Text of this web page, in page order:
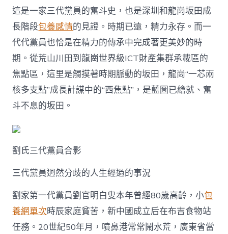
員
家
族
故
事
⑧】
一
包
養
證
坂
田
“滄
這是一家三代黨員的奮斗史，也是深圳和龍崗坂田成
長階段包養感情的見證。時期已遠，精力永存。而一
代代黨員也恰是在精力的傳承中完成著更美妙的時
期。從荒山川田到龍崗世界級ICT財產集群承載區的
焦點區，這里是觸摸著時期脈動的坂田，龍崗“一芯兩
核多支點”成長計謀中的“西焦點”，是藍圖已繪就、奮
斗不息的坂田。
劉氏三代黨員合影
三代黨員迥然分歧的人生經過的事況
劉家第一代黨員劉官明白叟本年曾經80歲高齡，小包
養網單次時辰家庭貧苦，新中國成立后在布吉食物站
任務。20世紀50年月，噴鼻港常常鬧水荒，廣東省當